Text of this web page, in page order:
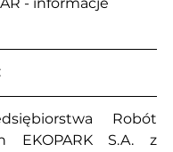
Robót
EKOPARK S.A. z